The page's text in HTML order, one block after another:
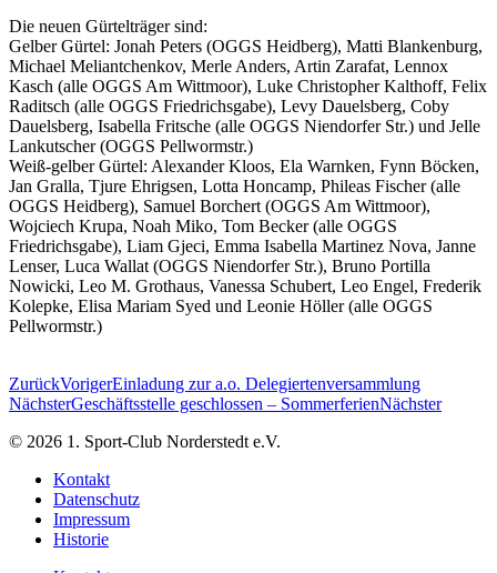
Die neuen Gürtelträger sind:
Gelber Gürtel: Jonah Peters (OGGS Heidberg), Matti Blankenburg,
Michael Meliantchenkov, Merle Anders, Artin Zarafat, Lennox
Kasch (alle OGGS Am Wittmoor), Luke Christopher Kalthoff, Felix
Raditsch (alle OGGS Friedrichsgabe), Levy Dauelsberg, Coby
Dauelsberg, Isabella Fritsche (alle OGGS Niendorfer Str.) und Jelle
Lankutscher (OGGS Pellwormstr.)
Weiß-gelber Gürtel: Alexander Kloos, Ela Warnken, Fynn Böcken,
Jan Gralla, Tjure Ehrigsen, Lotta Honcamp, Phileas Fischer (alle
OGGS Heidberg), Samuel Borchert (OGGS Am Wittmoor),
Wojciech Krupa, Noah Miko, Tom Becker (alle OGGS
Friedrichsgabe), Liam Gjeci, Emma Isabella Martinez Nova, Janne
Lenser, Luca Wallat (OGGS Niendorfer Str.), Bruno Portilla
Nowicki, Leo M. Grothaus, Vanessa Schubert, Leo Engel, Frederik
Kolepke, Elisa Mariam Syed und Leonie Höller (alle OGGS
Pellwormstr.)
ZurückVorigerEinladung zur a.o. Delegiertenversammlung
NächsterGeschäftsstelle geschlossen – SommerferienNächster
© 2026 1. Sport-Club Norderstedt e.V.
Kontakt
Datenschutz
Impressum
Historie